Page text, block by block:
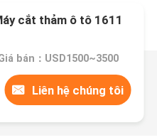
cắt thảm ô tô 1611
bán：USD1500~3500
Liên hệ chúng tôi